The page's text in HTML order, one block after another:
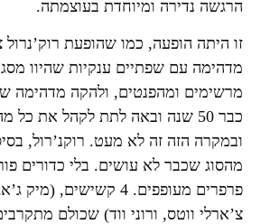
הרגשה נדירה ומיוחדת בעוצמתה.
זו היתה הופעה, כמו שהופעת
מדהימה עם שפתיים ענקיות שהיוו
מרשימים ומהפנטים, ולהקה מדהימה
כבר 50 שנה ובאה לתת לקהל את
ובמקרה הזה זה לא מעט. רוקנ’רול,
מהסוג שכבר לא עושים. בלי כדורים
פרפרים מעופפים. 4
צ’ארלי ווטס, ורוני ווד) שכולם